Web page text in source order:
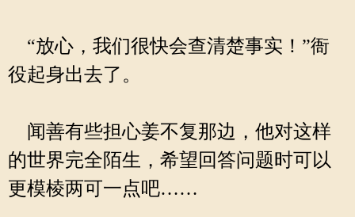
“放心，我们很快会查清楚事实！”衙
役起身出去了。
闻善有些担心姜不复那边，他对这样
的世界完全陌生，希望回答问题时可以
更模棱两可一点吧……